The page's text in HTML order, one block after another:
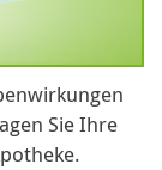
Sie Ihre